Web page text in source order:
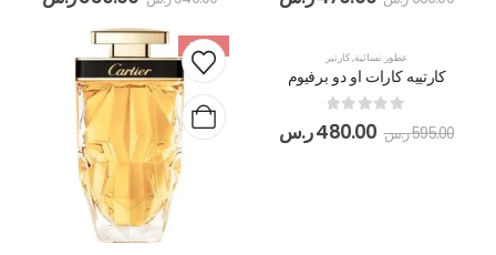
عطور نسائية,كارتير
كارتييه كارات او دو برفيوم
595.00ر.س 480.00ر.س
-15%